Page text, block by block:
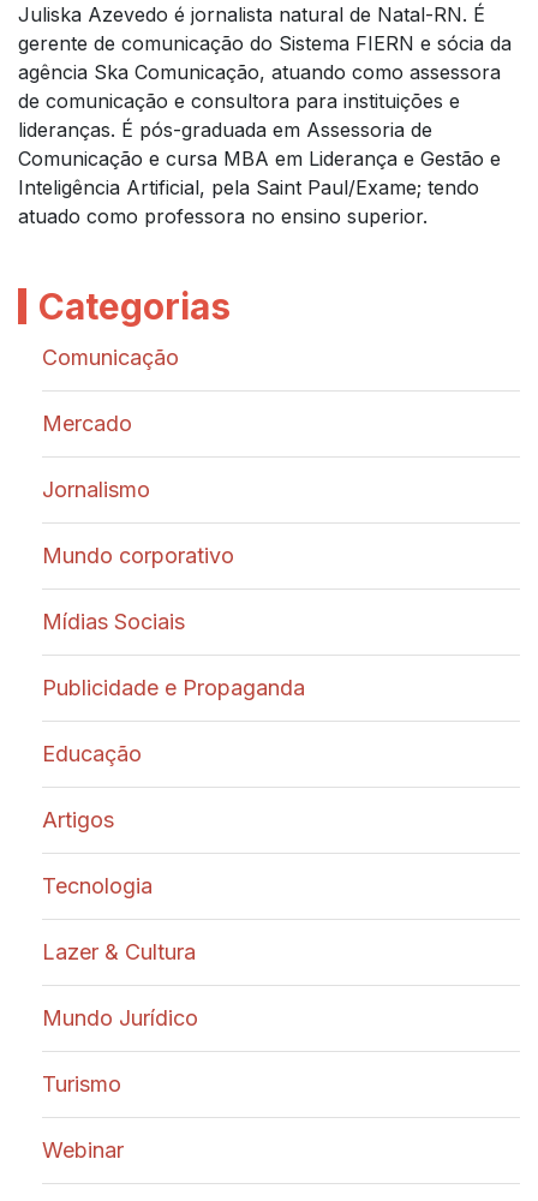
Juliska Azevedo é jornalista natural de Natal-RN. É
gerente de comunicação do Sistema FIERN e sócia da
agência Ska Comunicação, atuando como assessora
de comunicação e consultora para instituições e
lideranças. É pós-graduada em Assessoria de
Comunicação e cursa MBA em Liderança e Gestão e
Inteligência Artificial, pela Saint Paul/Exame; tendo
atuado como professora no ensino superior.
Categorias
Comunicação
Mercado
Jornalismo
Mundo corporativo
Mídias Sociais
Publicidade e Propaganda
Educação
Artigos
Tecnologia
Lazer & Cultura
Mundo Jurídico
Turismo
Webinar